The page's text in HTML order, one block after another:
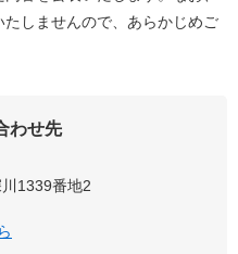
しませんので、あらかじめご
わせ先
1339番地2